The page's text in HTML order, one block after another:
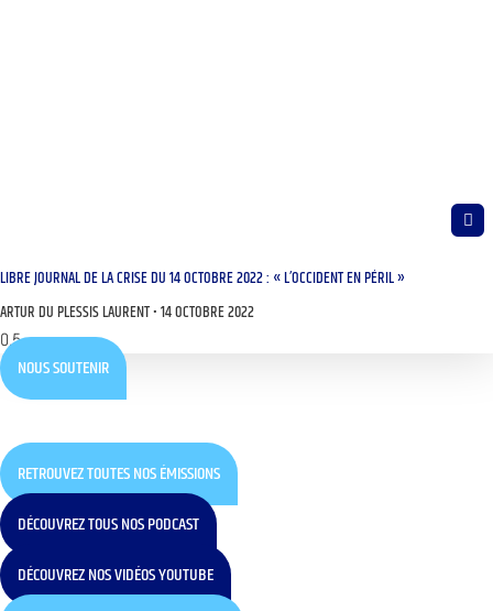
LIBRE JOURNAL DE LA CRISE DU 14 OCTOBRE 2022 : « L’OCCIDENT EN PÉRIL »
ARTUR DU PLESSIS LAURENT 14 OCTOBRE 2022
NOUS SOUTENIR
RETROUVEZ TOUTES NOS ÉMISSIONS
DÉCOUVREZ TOUS NOS PODCAST
DÉCOUVREZ NOS VIDÉOS YOUTUBE